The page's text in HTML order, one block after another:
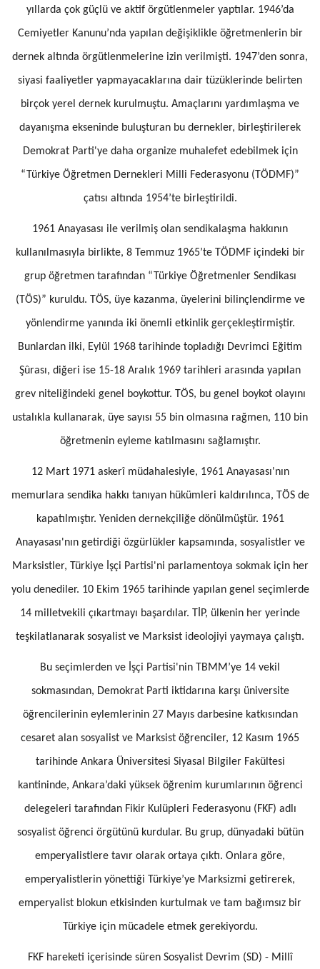
yıllarda çok güçlü ve aktif örgütlenmeler yaptılar. 1946’da
Cemiyetler Kanunu’nda yapılan değişiklikle öğretmenlerin bir
dernek altında örgütlenmelerine izin verilmişti. 1947’den sonra,
siyasi faaliyetler yapmayacaklarına dair tüzüklerinde belirten
birçok yerel dernek kurulmuştu. Amaçlarını yardımlaşma ve
dayanışma ekseninde buluşturan bu dernekler, birleştirilerek
Demokrat Parti'ye daha organize muhalefet edebilmek için
“Türkiye Öğretmen Dernekleri Milli Federasyonu (TÖDMF)”
çatısı altında 1954’te birleştirildi.
1961 Anayasası ile verilmiş olan sendikalaşma hakkının
kullanılmasıyla birlikte, 8 Temmuz 1965’te TÖDMF içindeki bir
grup öğretmen tarafından “Türkiye Öğretmenler Sendikası
(TÖS)” kuruldu. TÖS, üye kazanma, üyelerini bilinçlendirme ve
yönlendirme yanında iki önemli etkinlik gerçekleştirmiştir.
Bunlardan ilki, Eylül 1968 tarihinde topladığı Devrimci Eğitim
Şûrası, diğeri ise 15-18 Aralık 1969 tarihleri arasında yapılan
grev niteliğindeki genel boykottur. TÖS, bu genel boykot olayını
ustalıkla kullanarak, üye sayısı 55 bin olmasına rağmen, 110 bin
öğretmenin eyleme katılmasını sağlamıştır.
12 Mart 1971 askerî müdahalesiyle, 1961 Anayasası'nın
memurlara sendika hakkı tanıyan hükümleri kaldırılınca, TÖS de
kapatılmıştır. Yeniden dernekçiliğe dönülmüştür. 1961
Anayasası'nın getirdiği özgürlükler kapsamında, sosyalistler ve
Marksistler, Türkiye İşçi Partisi'ni parlamentoya sokmak için her
yolu denediler. 10 Ekim 1965 tarihinde yapılan genel seçimlerde
14 milletvekili çıkartmayı başardılar. TİP, ülkenin her yerinde
teşkilatlanarak sosyalist ve Marksist ideolojiyi yaymaya çalıştı.
Bu seçimlerden ve İşçi Partisi'nin TBMM’ye 14 vekil
sokmasından, Demokrat Parti iktidarına karşı üniversite
öğrencilerinin eylemlerinin 27 Mayıs darbesine katkısından
cesaret alan sosyalist ve Marksist öğrenciler, 12 Kasım 1965
tarihinde Ankara Üniversitesi Siyasal Bilgiler Fakültesi
kantininde, Ankara’daki yüksek öğrenim kurumlarının öğrenci
delegeleri tarafından Fikir Kulüpleri Federasyonu (FKF) adlı
sosyalist öğrenci örgütünü kurdular. Bu grup, dünyadaki bütün
emperyalistlere tavır olarak ortaya çıktı. Onlara göre,
emperyalistlerin yönettiği Türkiye’ye Marksizmi getirerek,
emperyalist blokun etkisinden kurtulmak ve tam bağımsız bir
Türkiye için mücadele etmek gerekiyordu.
FKF hareketi içerisinde süren Sosyalist Devrim (SD) - Millî